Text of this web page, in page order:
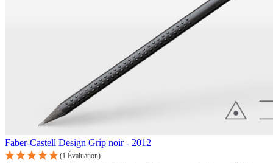
Faber-Castell Design Grip noir - 2012
(1 Évaluation)